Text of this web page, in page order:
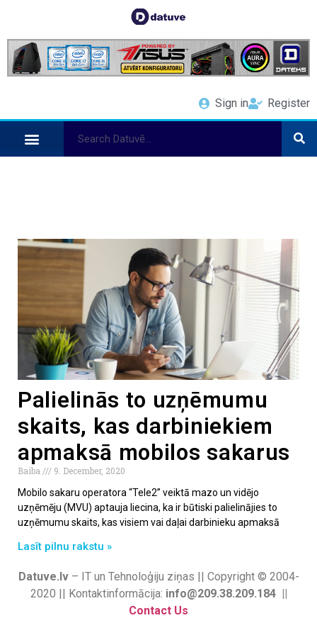
Sign in Register
Palielinās to uzņēmumu
skaits, kas darbiniekiem
apmaksā mobilos sakarus
Baiba
9. December, 2020
Mobilo sakaru operatora “Tele2” veiktā mazo un vidējo
uzņēmēju (MVU) aptauja liecina, ka ir būtiski palielinājies to
uzņēmumu skaits, kas visiem vai daļai darbinieku apmaksā
Lasīt pilnu rakstu »
Datuve.lv– IT un Tehnoloģiju ziņas || Copyright © 2004-
2020 || Kontaktinformācija: info@209.38.209.184 ||
Contact Us